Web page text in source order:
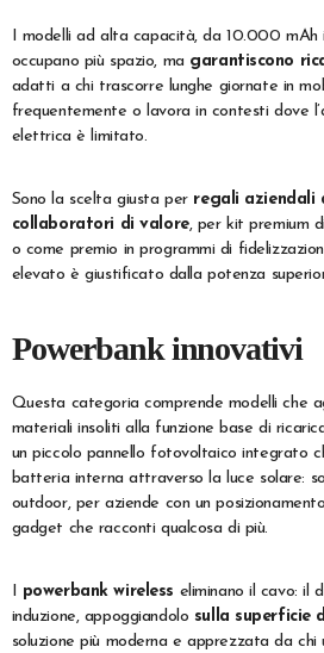
I modelli ad alta capacità, da 10.000 mAh
occupano più spazio, ma garantiscono
adatti a chi trascorre lunghe giornate in
frequentemente o lavora in contesti dove
elettrica è limitato.
Sono la scelta giusta per regali aziendali
collaboratori di valore, per kit premium
o come premio in programmi di
elevato è giustificato dalla potenza
Powerbank innovativi
Questa categoria comprende modelli che
materiali insoliti alla funzione base di
un piccolo pannello fotovoltaico integrato
batteria interna attraverso la luce solare:
outdoor, per aziende con un
gadget che racconti qualcosa di più.
I powerbank wireless eliminano il cavo: il
induzione, appoggiandolo sulla superficie
soluzione più moderna e apprezzata da chi